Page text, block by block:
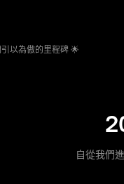
以為傲的里程碑 🌟
自從我們